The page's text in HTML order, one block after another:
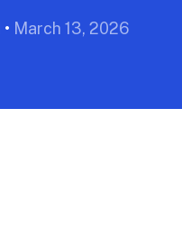
• March 13, 2026